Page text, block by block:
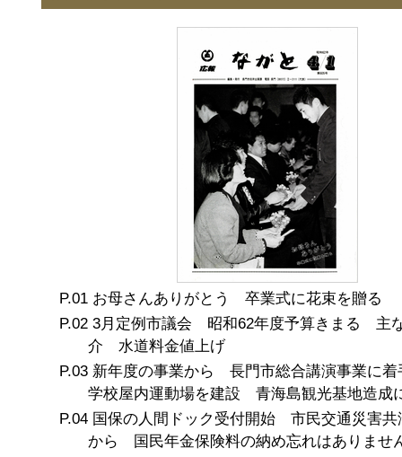
お母さんありがとう 卒業式に花束を贈る
3月定例市議会 昭和62年度予算きまる 主
介 水道料金値上げ
新年度の事業から 長門市総合講演事業に
学校屋内運動場を建設 青海島観光基地造成
国保の人間ドック受付開始 市民交通災害共
から 国民年金保険料の納め忘れはありませ